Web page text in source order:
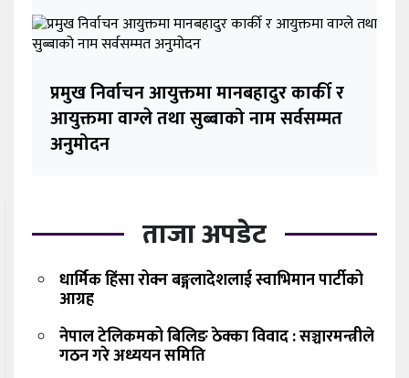
प्रमुख निर्वाचन आयुक्तमा मानबहादुर कार्की र
आयुक्तमा वाग्ले तथा सुब्बाको नाम सर्वसम्मत
अनुमोदन
ताजा अपडेट
धार्मिक हिंसा रोक्न बङ्गलादेशलाई स्वाभिमान पार्टीको
आग्रह
नेपाल टेलिकमको बिलिङ ठेक्का विवाद : सञ्चारमन्त्रीले
गठन गरे अध्ययन समिति